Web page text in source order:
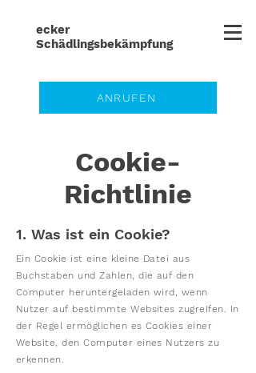
ecker
Schädlingsbekämpfung
ANRUFEN
Cookie-
Richtlinie
1. Was ist ein Cookie?
Ein Cookie ist eine kleine Datei aus
Buchstaben und Zahlen, die auf den
Computer heruntergeladen wird, wenn
Nutzer auf bestimmte Websites zugreifen. In
der Regel ermöglichen es Cookies einer
Website, den Computer eines Nutzers zu
erkennen.